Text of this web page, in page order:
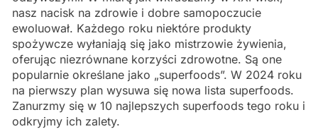
nasz nacisk na zdrowie i dobre samopoczucie
ewoluował. Każdego roku niektóre produkty
spożywcze wyłaniają się jako mistrzowie żywienia,
oferując niezrównane korzyści zdrowotne. Są one
popularnie określane jako „superfoods”. W 2024 roku
na pierwszy plan wysuwa się nowa lista superfoods.
Zanurzmy się w 10 najlepszych superfoods tego roku i
odkryjmy ich zalety.